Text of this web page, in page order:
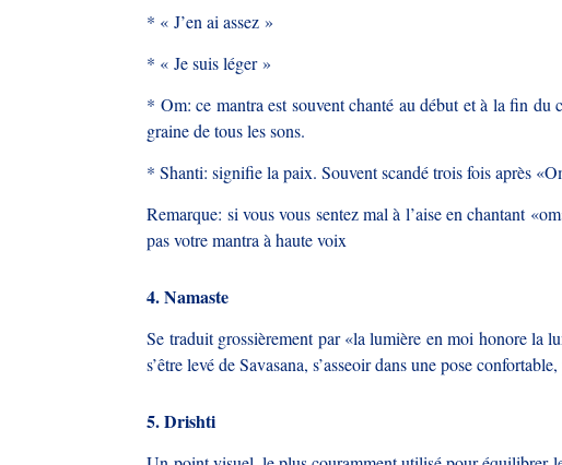
* « J’en ai assez »
* « Je suis léger »
* Om: ce mantra est souvent chanté au début et à la fin du
graine de tous les sons.
* Shanti: signifie la paix. Souvent scandé trois fois après
Remarque: si vous vous sentez mal à l’aise en chantant
pas votre mantra à haute voix
4. Namaste
Se traduit grossièrement par «la lumière en moi honore la
s’être levé de Savasana, s’asseoir dans une pose
5. Drishti